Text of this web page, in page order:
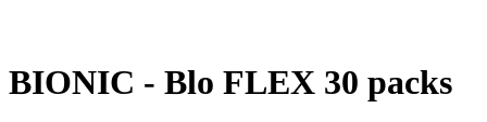
BIONIC - Blo FLEX 30 packs